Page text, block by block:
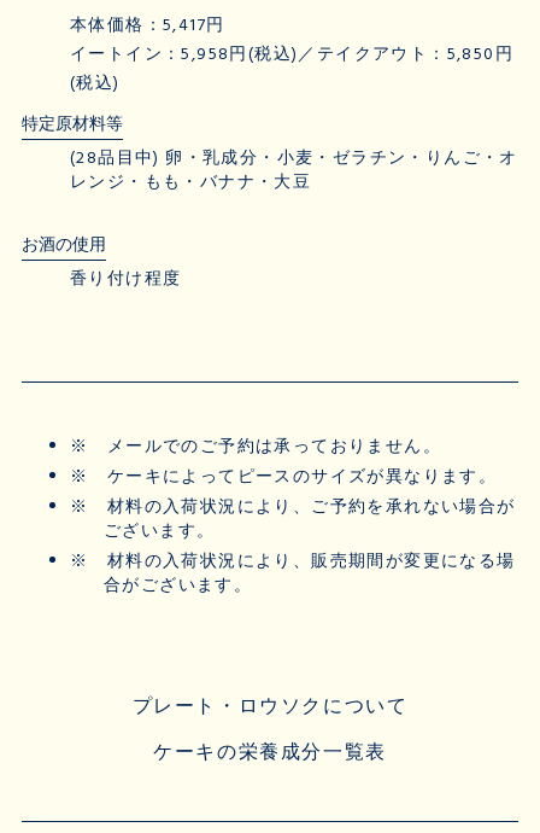
本体価格：5,417円
イートイン：5,958円(税込)／テイクアウト：5,850円
(税込)
特定原材料等
(28品目中) 卵・乳成分・小麦・ゼラチン・りんご・オ
レンジ・もも・バナナ・大豆
お酒の使用
香り付け程度
※ メールでのご予約は承っておりません。
※ ケーキによってピースのサイズが異なります。
※ 材料の入荷状況により、ご予約を承れない場合が
ございます。
※ 材料の入荷状況により、販売期間が変更になる場
合がございます。
プレート・ロウソクについて
ケーキの栄養成分一覧表